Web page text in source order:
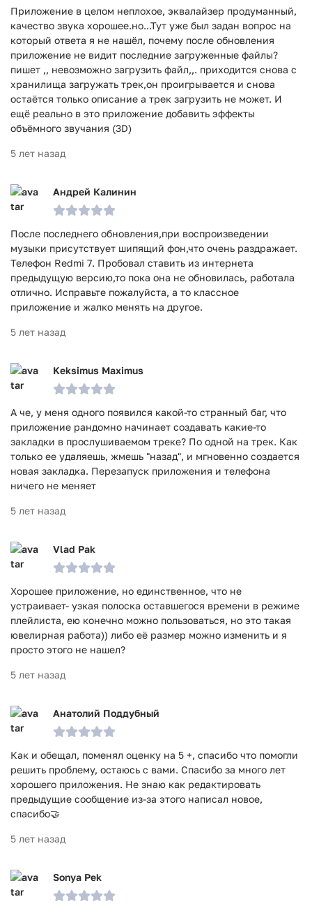
Приложение в целом неплохое, эквалайзер продуманный,
качество звука хорошее.но...Тут уже был задан вопрос на
который ответа я не нашёл, почему после обновления
приложение не видит последние загруженные файлы?
пишет ,, невозможно загрузить файл,,. приходится снова с
хранилища загружать трек,он проигрывается и снова
остаётся только описание а трек загрузить не может. И
ещё реально в это приложение добавить эффекты
объёмного звучания (3D)
5 лет назад
Андрей Калинин
После последнего обновления,при воспроизведении
музыки присутствует шипящий фон,что очень раздражает.
Телефон Redmi 7. Пробовал ставить из интернета
предыдущую версию,то пока она не обновилась, работала
отлично. Исправьте пожалуйста, а то классное
приложение и жалко менять на другое.
5 лет назад
Keksimus Maximus
А че, у меня одного появился какой-то странный баг, что
приложение рандомно начинает создавать какие-то
закладки в прослушиваемом треке? По одной на трек. Как
только ее удаляешь, жмешь "назад", и мгновенно создается
новая закладка. Перезапуск приложения и телефона
ничего не меняет
5 лет назад
Vlad Pak
Хорошее приложение, но единственное, что не
устраивает- узкая полоска оставшегося времени в режиме
плейлиста, ею конечно можно пользоваться, но это такая
ювелирная работа)) либо её размер можно изменить и я
просто этого не нашел?
5 лет назад
Анатолий Поддубный
Как и обещал, поменял оценку на 5 +, спасибо что помогли
решить проблему, остаюсь с вами. Спасибо за много лет
хорошего приложения. Не знаю как редактировать
предыдущие сообщение из-за этого написал новое,
спасибо🤝
5 лет назад
Sonya Pek